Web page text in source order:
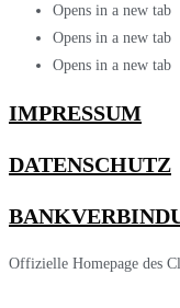
Opens in a new tab
Opens in a new tab
Opens in a new tab
IMPRESSUM
DATENSCHUTZ
Offizielle Homepage des